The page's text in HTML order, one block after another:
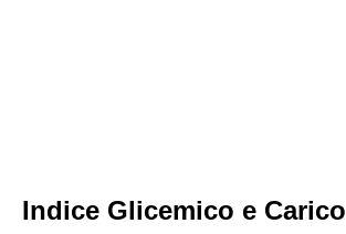
Indice Glicemico e Carico